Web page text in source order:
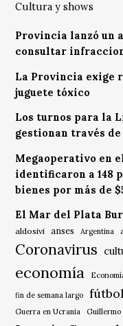
Cultura y shows
Provincia lanzó un
consultar
La Provincia exige
juguete tóxico
Los turnos para la
gestionan través
Megaoperativo en
identificaron a 148
bienes por más de
El Mar del Plata
aldosivi anses Argentina
Coronavirus
economía
fin de semana largo fútbol
Guerra en Ucrania Guillermo